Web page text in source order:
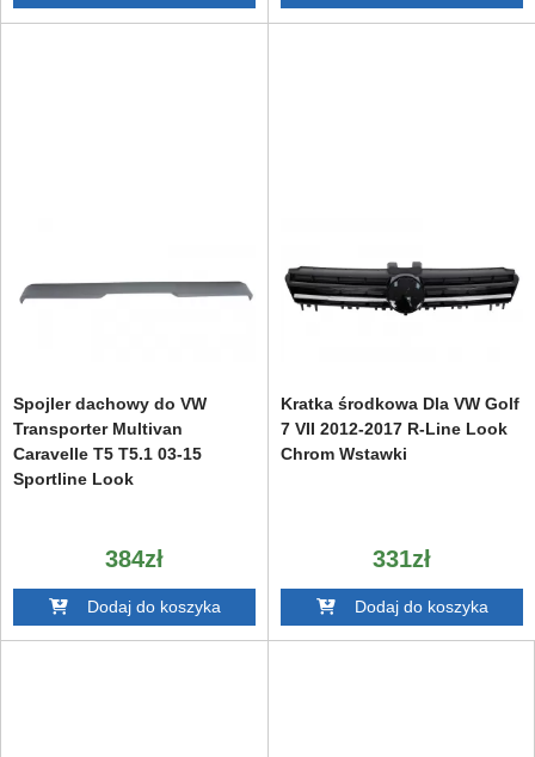
Spojler dachowy do VW
Transporter Multivan
Caravelle T5 T5.1 03-15
Sportline Look
384zł
Dodaj do koszyka
Kratka środkowa Dla VW Golf
7 VII 2012-2017 R-Line Look
Chrom Wstawki
331zł
Dodaj do koszyka